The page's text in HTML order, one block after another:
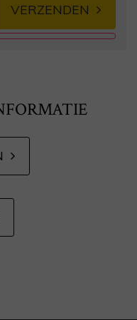
VERZENDEN